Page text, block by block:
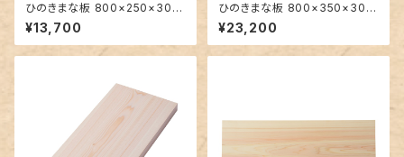
ひのきまな板 800×250×30m
m 大きい一枚板
¥13,700
ひのきまな板 800×350×30m
m 大きい一枚板
¥23,200